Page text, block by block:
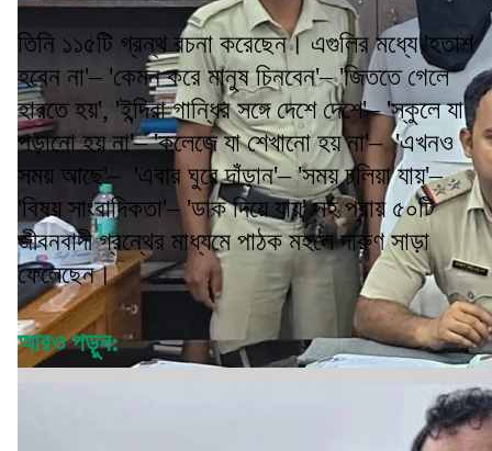
তিনি ১১৫টি গ্রন্থ রচনা করেছেন। এগুলির মধ্যে 'হতাশ
হবেন না'– 'কেমন করে মানুষ চিনবেন'– 'জিততে গেলে
হারতে হয়', 'ইন্দিরা গান্ধির সঙ্গে দেশে দেশে'– 'স্কুলে যা
পড়ানো হয় না'– 'কলেজে যা শেখানো হয় না'– 'এখনও
সময় আছে'– 'এবার ঘুরে দাঁড়ান'– 'সময় চলিয়া যায়'–
'বিষয় সাংবাদিকতা'– 'ডাক দিয়ে যায়' সহ প্রায় ৫০টি
জীবনবাদী গ্রন্থের মাধ্যমে পাঠক মহলে দারুণ সাড়া
ফেলেছেন।
আরও পড়ুন: